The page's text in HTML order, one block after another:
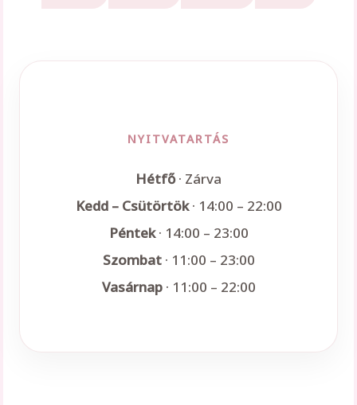
NYITVATARTÁS
Hétfő· Zárva
Kedd – Csütörtök· 14:00 – 22:00
Péntek· 14:00 – 23:00
Szombat· 11:00 – 23:00
Vasárnap· 11:00 – 22:00